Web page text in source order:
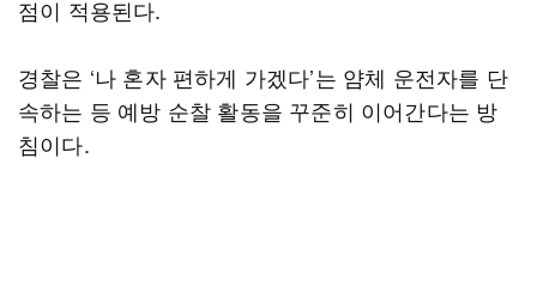
점이 적용된다.
경찰은 ‘나 혼자 편하게 가겠다’는 얌체 운전자를 단
속하는 등 예방 순찰 활동을 꾸준히 이어간다는 방
침이다.